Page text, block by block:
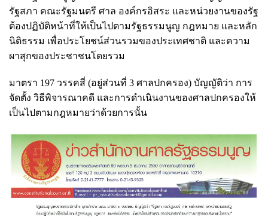
รัฐสภา คณะรัฐมนตรี ศาล องค์กรอิสระ และหน่วยงานของรัฐ
ต้องปฏิบัติหน้าที่ให้เป็นไปตามรัฐธรรมนูญ กฎหมาย และหลัก
นิติธรรม เพื่อประโยชน์ส่วนรวมของประเทศชาติ และความ
ผาสุกของประชาชนโดยรวม
มาตรา 197 วรรคสี่ (อยู่ส่วนที่ 3 ศาลปกครอง) บัญญัติว่า การ
จัดตั้ง วิธีพิจารณาคดี และการดำเนินงานของศาลปกครองให้
เป็นไปตามกฎหมายว่าด้วยการนั้น